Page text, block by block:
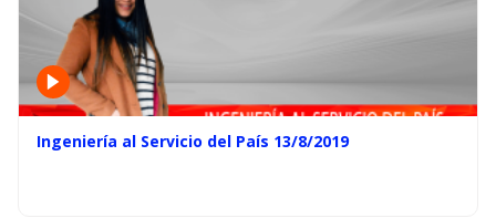
Ingeniería al Servicio del País 13/8/2019